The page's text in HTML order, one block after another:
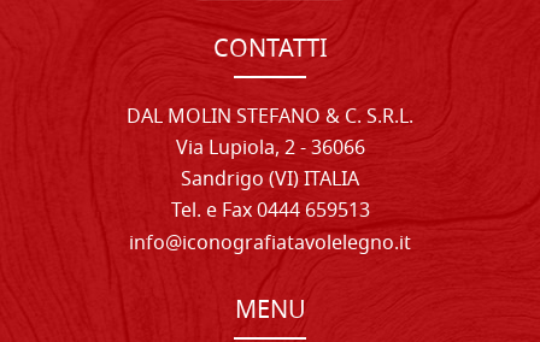
CONTATTI
DAL MOLIN STEFANO & C. S.R.L.
Via Lupiola, 2 - 36066
Sandrigo (VI) ITALIA
Tel. e Fax 0444 659513
info@iconografiatavolelegno.it
MENU